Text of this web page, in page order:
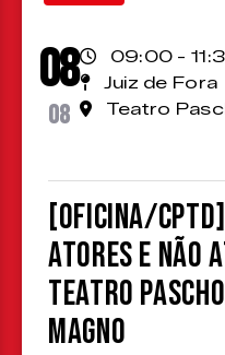
08
08
09:00 -
Juiz de Fora
Teatro
[OFICINA/
atores e não
Teatro
Magno